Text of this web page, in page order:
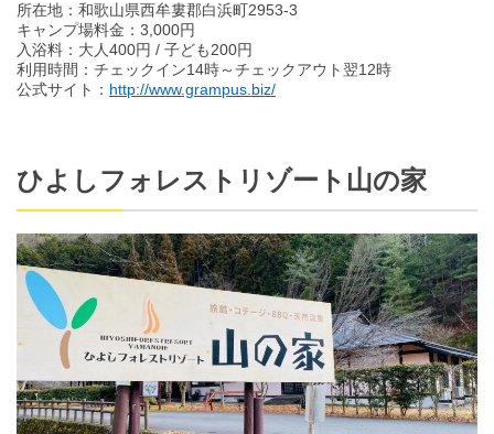
所在地：和歌山県西牟婁郡白浜町2953-3
キャンプ場料金：3,000円
入浴料：大人400円 / 子ども200円
利用時間：チェックイン14時～チェックアウト翌12時
公式サイト： http://www.grampus.biz/
ひよしフォレストリゾート山の家